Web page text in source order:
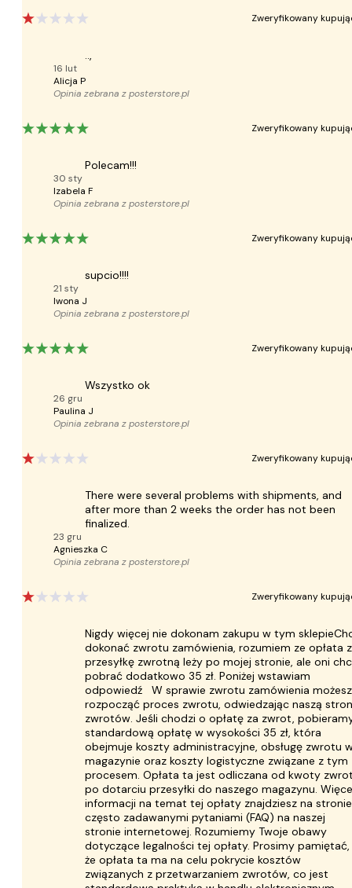
Zweryfikowany
..,
16 lut
Alicja P
Opinia zebrana zposterstore.pl
Zweryfikowany
Polecam!!!
30 sty
Izabela F
Opinia zebrana zposterstore.pl
Zweryfikowany
supcio!!!!
21 sty
Iwona J
Opinia zebrana zposterstore.pl
Zweryfikowany
Wszystko ok
26 gru
Paulina J
Opinia zebrana zposterstore.pl
Zweryfikowany
There were several problems with shipments, and
after more than 2 weeks the order has not been
finalized.
23 gru
Agnieszka C
Opinia zebrana zposterstore.pl
Zweryfikowany
Nigdy więcej nie dokonam zakupu w tym
dokonać zwrotu zamówienia, rozumiem ze opłata
przesyłkę zwrotną leży po mojej stronie, ale oni
pobrać dodatkowo 35 zł. Poniżej wstawiam
odpowiedź W sprawie zwrotu zamówienia możesz
rozpocząć proces zwrotu, odwiedzając naszą
zwrotów. Jeśli chodzi o opłatę za zwrot,
standardową opłatę w wysokości 35 zł, która
obejmuje koszty administracyjne, obsługę zwrotu
magazynie oraz koszty logistyczne związane z tym
procesem. Opłata ta jest odliczana od kwoty
po dotarciu przesyłki do naszego magazynu.
informacji na temat tej opłaty znajdziesz na
często zadawanymi pytaniami (FAQ) na naszej
stronie internetowej. Rozumiemy Twoje obawy
dotyczące legalności tej opłaty. Prosimy pamiętać,
że opłata ta ma na celu pokrycie kosztów
związanych z przetwarzaniem zwrotów, co jest